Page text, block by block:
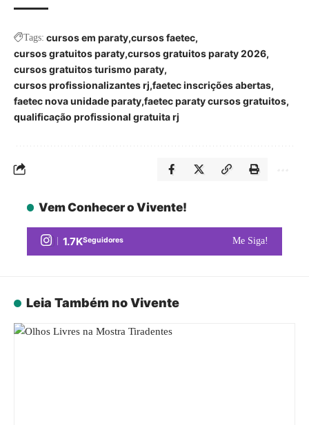
Tags: cursos em paraty cursos faetec
cursos gratuitos paraty cursos gratuitos paraty 2026
cursos gratuitos turismo paraty
cursos profissionalizantes rj faetec inscrições abertas
faetec nova unidade paraty faetec paraty cursos gratuitos
qualificação profissional gratuita rj
Vem Conhecer o Vivente!
1.7KSeguidores Me Siga!
Leia Também no Vivente